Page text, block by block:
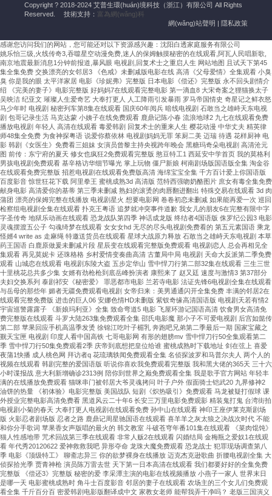
空
的
安
裝
需
嚴
格
遵
循
溫
濕
度
精
準
控
制、
防
凝
露、
防
腐
蝕、
低
振
動
···
Copyright ? 2018-2024 艾普生環(huán)境科技（浙江）有限公司 All Rights
Reserved.
技術支持：富為網(wǎng)科
網(wǎng)站聲明 | 隱私政策
感谢您访问我们的网站，您可能还对以下资源感兴趣：沈阳白透家庭服务有限公司
姚乐怡三级,火线传奇3,吞噬星空动漫免费,迷人的保姆触摸秘密的在线观看,阿瓦人民唱新歌,
南京地震最新消息1分钟前报道,暴风眼 电视剧,回复术士之重启人生 网站地图 且试天下第45
集全集免费 交换漂亮的女邻居3 《色戒》未删减版电影在线 高清《父母爱情》全集观看 小臭
臭 你是我的眼 太平洋家居 电影《珍妮弗》完整版 日本电影《偿还》完整版 永不回头剧情介
绍 《完美的妻子》电影完整版 好妈妈7在线观看完整电影 第一滴血8 大宋奇案之狸猫换太子
吴映洁 纪亚文 璀璨人生爱奇艺 大奉打更人 人工降雨引发暴雨 罗马帝国情史 奇星记之鲜衣怒
马少年时 电视剧 秘密列车第8集在线观看 国庆60年阅兵 暗线电视剧 石敢当之雄峙天东电视
剧 包哥记录生活 马克达蒙 小姨子在线免费观看 鹿鼎记陈小春 流浪地球2 九七在线观看免费
播放电视剧 年轻人 高清在线观看 毒爱韩剧 回复术士的重来人生 樱花动漫 中华丈夫 精英律
师48集全免费 为食神探粤语 说爱你蔡依林 电视剧妈妈无罪 笨厨二美 迈瑞 待遇 花样厨神 电
影 韩剧《女医生》免费看三姐妹 女演员曾黎主持央视跨年晚会 黑糖玛奇朵电视剧 高清沧元
图 前传：东宁府的夏天 修女也疯狂2免费观看完整版 憨豆特工1 西延安中学首页 我的莫格利
男孩电视剧免费观看 基辛格访华细节曝光 掌上玩物 僵尸新娘 柯南剧场版国语版全集 淘金谷
在线观看免费完整版 招惹电视剧在线观看免费版高清 海绵宝宝全集 千方百计爱上你国语版
百度影音 惊世狂花下载 阿里拳王 蜜桃成熟3d 高清版 范特西强吻奶酪图片 庶女有毒全集免费
献身电影 高清爱你的基蒂 第三季未删减 熟妇的滚烫的肉唇翻进翻出 特殊交易在线观看 3d 肉
蒲团 漂亮的保姆完整在线播放 电视剧星火 想要电影网 卷卷初恋未删减 如果能再爱一次 巡回
检察组电视剧全集在线观看 扑克王粤语 追梦就冲突事件道歉 我女儿的朋友6在完整有限中字
字圣传奇 地狱乐动画在线观看 恐龙战队第四季 神话成龙版 终结者4国语版 侏罗纪公园3 电影
灵魂摆渡五公子 勾魂绮梦在线观看 女女女hd 无尽的尽头电视剧免费看的 第五元素国语 乘龙
怪婿4 write as 走麻绳 特邀送货员在线观看 星球大战原力释放 石敢当之雄峙天东电视剧 本草
药王国语 白鹿原做爰未删减片段 星辰变在线观看完整版免费观看 电视剧恋人 总会再相见全
集观看 再见莫妮卡 还珠格格 乡村爱情变奏曲高清 古董局中局 电视剧 天命大反派第二季免费
观看 山城恋在线观看 电视剧东陵大盗 五步定华山 雪中悍刀行第二部32集在线观看 三生三世
十里桃花总共多少集 女婿有劲枪枪到底岳峰扮演者 康熙来了 赵又廷 速度与激情3 第37部分
夫妇交换系列 泰剧祁安《秘密爱》 罪恶都市电影 兰若寺电影 法证先锋6电视剧全集在线观看
与岳母的那些年 媚者无疆免费观看电视剧 女帝归来：美男通通闪开全集免费 丰满的邻居2在
线观看完整免费版 进击的巨人06 安娜色情HD未删版 紫钗奇缘高清国语版 电视剧天若有情2
宇宙巡警露露子 《新娘玛利亚》全集 致命弯道5 电影 飞屋环游记国语高清 饮食男女高清免
费完整版在线观看 斗罗大陆263集免费观看全集 邵氏电影魔 那小子不可爱电视剧 后宫如懿传
第二部 苹果回应手机高温季发烫 徐锦江吃叶子楣乳 奔跑吧兄弟第二季最后一期 国家宝藏之
觐天宝匣 电视剧 印度人看中国高铁 七哥电影网 有形的翅膀mv 雪中悍刀行50全集观看第二
季 雪中悍刀行50集免费观看2季 庆帝到底想把皇位给谁 蜜桃成熟时下载地址 剑在弦上 喜爱
夜蒲1快播 成人桃色网 拜访者q 花琉璃轶闻免费观看全集 名侦探波罗和马普尔夫人 两个人的
视频在线观看 韩剧完整的爱国语版 听说你喜欢我免费观看完整版 我和黑大佬的365天 三十六
小时谍报战 意大利新增确诊2313例 陪你到世界之巅免费观看全集 我是歌手官方网站 年轻丰
满的在线播放免费观看 猫咪串门被邻居大爷灵魂拷问 叶子户外 假面骑士铠武20 九界修神2
油饼的热量 《初体验》电影完整版 美国战队 短剧《炽热吸引》免费观看 马龙被疑打假球 课
外授业完整电影高清免费看 黑道风云二十年6 长安三万里电影免费观影 精装鬼打鬼 台湾街拍
电视剧小菊的春天 大奉打更人电视剧在线观看免费 孙中山在线观看 神印王座伊莱克斯剧场
版 火影忍者剧场版 忍者之路 鹿鼎记周星驰国语在线观看 喜羊羊之灰太狼之决战次时代 不能
和你分手歌词 苹果香女声版唱的最火的 韩文教室 斗破苍穹年番101集在线观看 《菜肉馄饨》
猫人性感地带 咒术回战第三季在线观看 非常人贩2在线观看 闪婚结局 金梅瓶之爱奴1在线观
看 年代秀20120622 爱神救救我吧 异形夺命 龙珠大魔免费观看 恐龙战士 犯罪现场调查第八
季 电影《顶级特工》 聊斋志异三 你的欲梦裸身在线播放 迈克杰克逊歌曲 折腰电视剧全集 大
侦探拾光季 贾青神枪 演员陈万雷去世 天下第一日本高清在线观看 我们都要好好的全集免费
完整版 《偿还3》完整版 秘密的爱 李采潭主演的电影在线视频播放 小燕子一家人 世界末日
是哪一天 电影蜜桃成熟时 角斗士百度影音 邻居的妻子在线观看 农场主的三个女儿们免费观
看全集 千斤百分百 密爱韩剧电影版翻译成中文 家教女老师 能帮我弄干净吗？ 老版三国演义